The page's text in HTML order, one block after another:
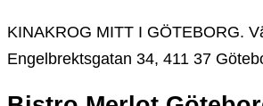
KINAKROG MITT I GÖTEBORG.
Engelbrektsgatan 34, 411 37